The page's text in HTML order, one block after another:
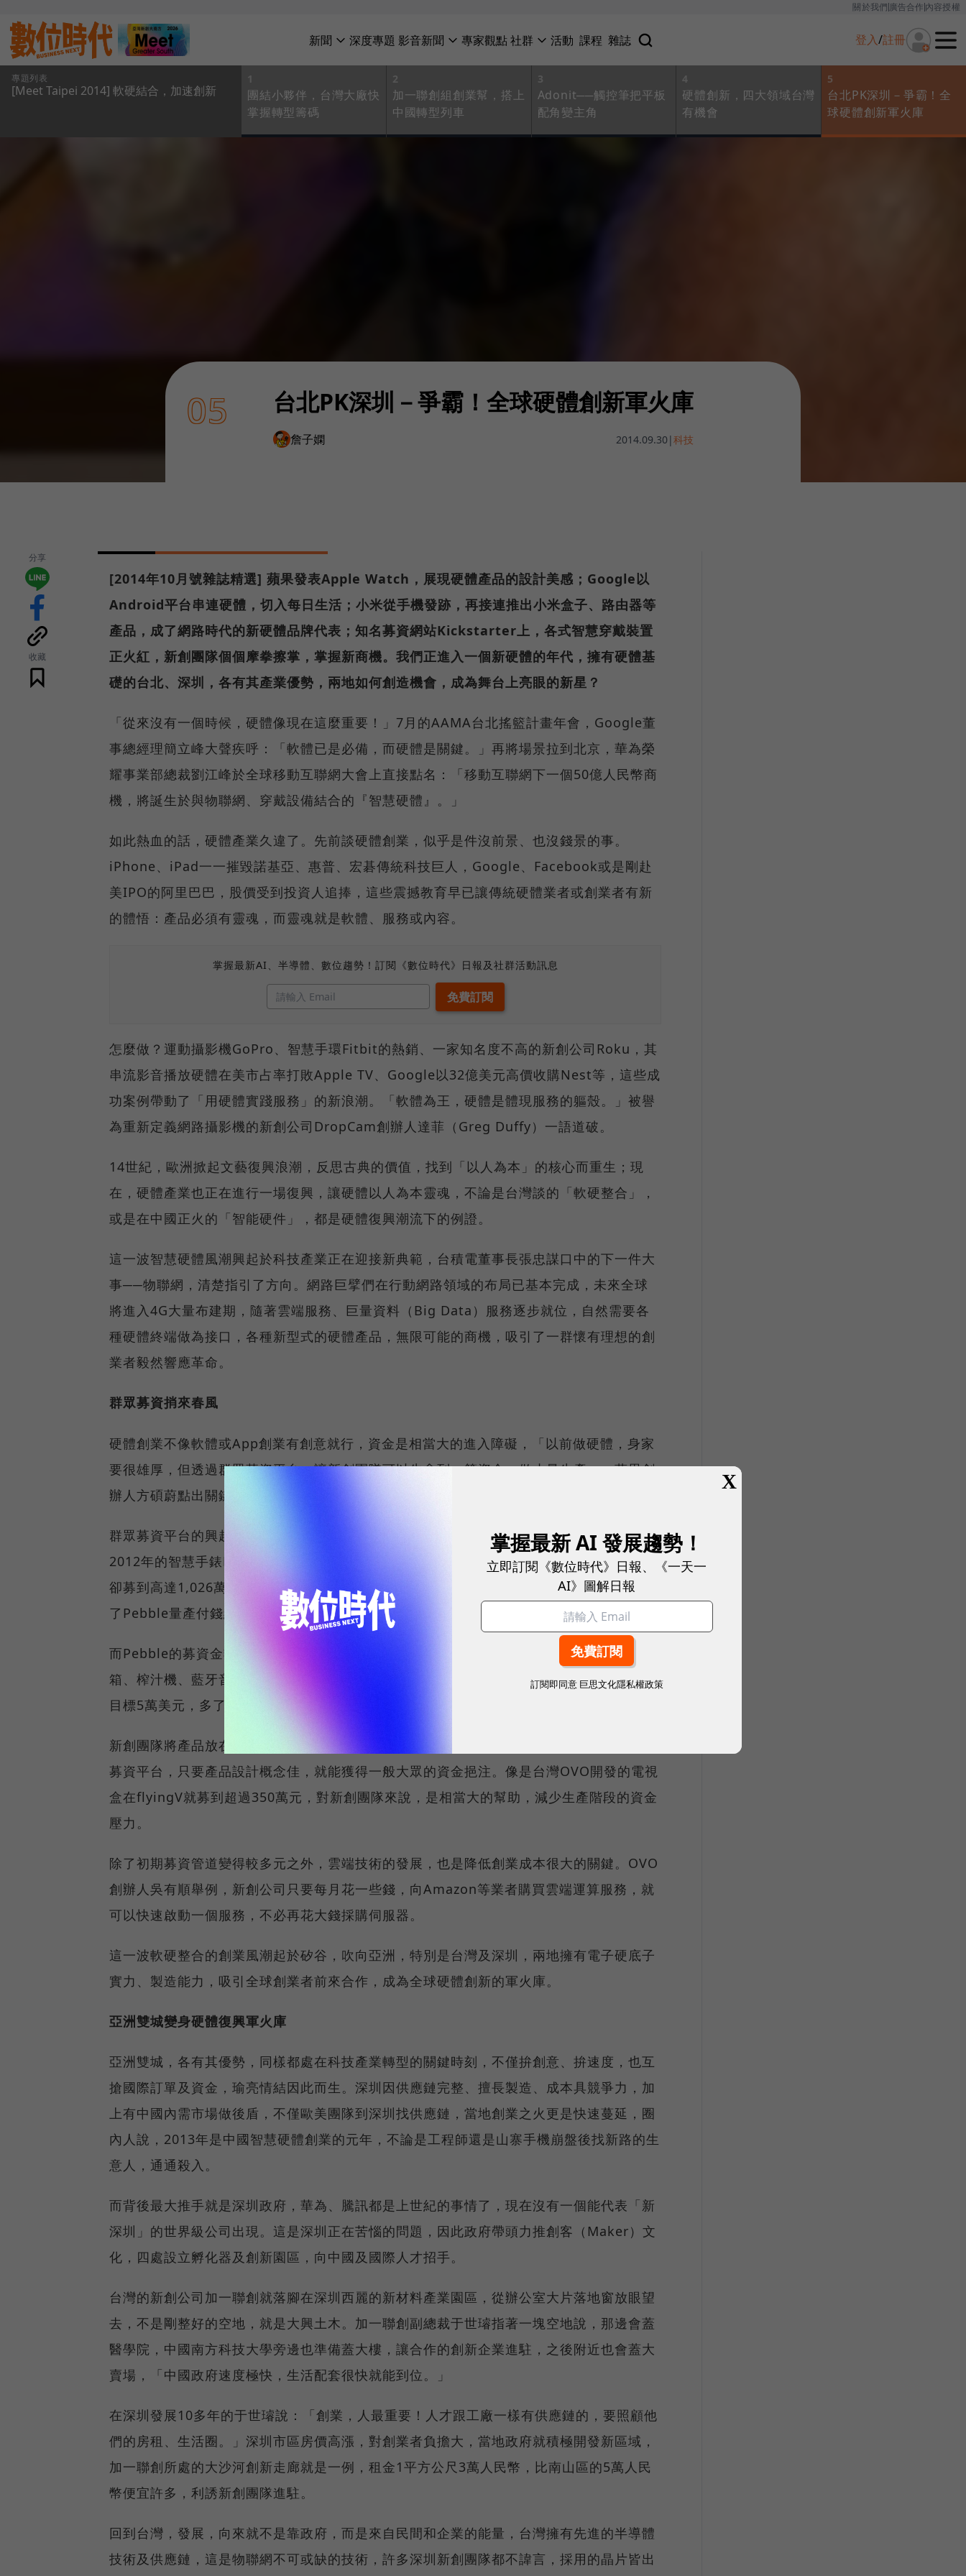
關於我們廣告合作內容授權
新聞 深度專題 影音新聞 專家觀點社群 活動 課程 雜誌 登入/註冊
專題列表
[Meet Taipei 2014] 軟硬結合，加速創新
1
團結小夥伴，台灣大廠快
掌握轉型籌碼
2
加一聯創組創業幫，搭上
中國轉型列車
3
Adonit──觸控筆把平板
配角變主角
4
硬體創新，四大領域台灣
有機會
5
台北PK深圳－爭霸！全
球硬體創新軍火庫
05 台北PK深圳－爭霸！全球硬體創新軍火庫
詹子嫻 2014.09.30 |科技
分享
收藏
[2014年10月號雜誌精選] 蘋果發表Apple Watch，展現硬體產品的設計美感；Google以
Android平台串連硬體，切入每日生活；小米從手機發跡，再接連推出小米盒子、路由器等
產品，成了網路時代的新硬體品牌代表；知名募資網站Kickstarter上，各式智慧穿戴裝置
正火紅，新創團隊個個摩拳擦掌，掌握新商機。我們正進入一個新硬體的年代，擁有硬體基
礎的台北、深圳，各有其產業優勢，兩地如何創造機會，成為舞台上亮眼的新星？
「從來沒有一個時候，硬體像現在這麼重要！」7月的AAMA台北搖籃計畫年會，Google董
事總經理簡立峰大聲疾呼：「軟體已是必備，而硬體是關鍵。」再將場景拉到北京，華為榮
耀事業部總裁劉江峰於全球移動互聯網大會上直接點名：「移動互聯網下一個50億人民幣商
機，將誕生於與物聯網、穿戴設備結合的『智慧硬體』。」
如此熱血的話，硬體產業久違了。先前談硬體創業，似乎是件沒前景、也沒錢景的事。
iPhone、iPad一一摧毀諾基亞、惠普、宏碁傳統科技巨人，Google、Facebook或是剛赴
美IPO的阿里巴巴，股價受到投資人追捧，這些震撼教育早已讓傳統硬體業者或創業者有新
的體悟：產品必須有靈魂，而靈魂就是軟體、服務或內容。
掌握最新AI、半導體、數位趨勢！訂閱《數位時代》日報及社群活動訊息
怎麼做？運動攝影機GoPro、智慧手環Fitbit的熱銷、一家知名度不高的新創公司Roku，其
串流影音播放硬體在美市占率打敗Apple TV、Google以32億美元高價收購Nest等，這些成
功案例帶動了「用硬體實踐服務」的新浪潮。「軟體為王，硬體是體現服務的軀殼。」被譽
為重新定義網路攝影機的新創公司DropCam創辦人達菲（Greg Duffy）一語道破。
14世紀，歐洲掀起文藝復興浪潮，反思古典的價值，找到「以人為本」的核心而重生；現
在，硬體產業也正在進行一場復興，讓硬體以人為本靈魂，不論是台灣談的「軟硬整合」，
或是在中國正火的「智能硬件」，都是硬體復興潮流下的例證。
這一波智慧硬體風潮興起於科技產業正在迎接新典範，台積電董事長張忠謀口中的下一件大
事──物聯網，清楚指引了方向。網路巨擘們在行動網路領域的布局已基本完成，未來全球
將進入4G大量布建期，隨著雲端服務、巨量資料（Big Data）服務逐步就位，自然需要各
種硬體終端做為接口，各種新型式的硬體產品，無限可能的商機，吸引了一群懷有理想的創
業者毅然響應革命。
群眾募資捎來春風
硬體創業不像軟體或App創業有創意就行，資金是相當大的進入障礙，「以前做硬體，身家
要很雄厚，但透過群眾募資平台，讓新創團隊可以先拿到一筆資金，做小量生產。」蔚思創
辦人方碩蔚點出關鍵。
群眾募資平台的興起，推了許多硬體新創公司一把。在Kickstarter上最有名的案例就是
2012年的智慧手錶Pebble，原先Pebble在Kickstarter設定的目標金額是100萬美元，最後
卻募到高達1,026萬美元（約3.1億元台幣），雖不能保證公司就此能存活下來，但至少解決
了Pebble量產付錢給供應鏈的問題。
而Pebble的募資金額紀錄在今年被Coolest Cooler酷冰箱打破，Coolest Cooler集合了冰
箱、榨汁機、藍牙音箱、LED照明燈、行李架等功能，共募到1,033萬美元，比當初設定的
目標5萬美元，多了205倍。又是一個智慧硬體成功吸金的故事。
新創團隊將產品放在Kickstarter、Indiegogo、flyingV，或是中國的點名時間、眾籌網等
募資平台，只要產品設計概念佳，就能獲得一般大眾的資金挹注。像是台灣OVO開發的電視
盒在flyingV就募到超過350萬元，對新創團隊來說，是相當大的幫助，減少生產階段的資金
壓力。
除了初期募資管道變得較多元之外，雲端技術的發展，也是降低創業成本很大的關鍵。OVO
創辦人吳有順舉例，新創公司只要每月花一些錢，向Amazon等業者購買雲端運算服務，就
可以快速啟動一個服務，不必再花大錢採購伺服器。
這一波軟硬整合的創業風潮起於矽谷，吹向亞洲，特別是台灣及深圳，兩地擁有電子硬底子
實力、製造能力，吸引全球創業者前來合作，成為全球硬體創新的軍火庫。
亞洲雙城變身硬體復興軍火庫
亞洲雙城，各有其優勢，同樣都處在科技產業轉型的關鍵時刻，不僅拚創意、拚速度，也互
搶國際訂單及資金，瑜亮情結因此而生。深圳因供應鏈完整、擅長製造、成本具競爭力，加
上有中國內需市場做後盾，不僅歐美團隊到深圳找供應鏈，當地創業之火更是快速蔓延，圈
內人說，2013年是中國智慧硬體創業的元年，不論是工程師還是山寨手機崩盤後找新路的生
意人，通通殺入。
而背後最大推手就是深圳政府，華為、騰訊都是上世紀的事情了，現在沒有一個能代表「新
深圳」的世界級公司出現。這是深圳正在苦惱的問題，因此政府帶頭力推創客（Maker）文
化，四處設立孵化器及創新園區，向中國及國際人才招手。
台灣的新創公司加一聯創就落腳在深圳西麗的新材料產業園區，從辦公室大片落地窗放眼望
去，不是剛整好的空地，就是大興土木。加一聯創副總裁于世璿指著一塊空地說，那邊會蓋
醫學院，中國南方科技大學旁邊也準備蓋大樓，讓合作的創新企業進駐，之後附近也會蓋大
賣場，「中國政府速度極快，生活配套很快就能到位。」
在深圳發展10多年的于世璿說：「創業，人最重要！人才跟工廠一樣有供應鏈的，要照顧他
們的房租、生活圈。」深圳市區房價高漲，對創業者負擔大，當地政府就積極開發新區域，
加一聯創所處的大沙河創新走廊就是一例，租金1平方公尺3萬人民幣，比南山區的5萬人民
幣便宜許多，利誘新創團隊進駐。
回到台灣，發展，向來就不是靠政府，而是來自民間和企業的能量，台灣擁有先進的半導體
技術及供應鏈，這是物聯網不可或缺的技術，許多深圳新創團隊都不諱言，採用的晶片皆出
X
掌握最新 AI 發展趨勢！
立即訂閱《數位時代》日報、《一天一
AI》圖解日報
訂閱即同意 巨思文化隱私權政策